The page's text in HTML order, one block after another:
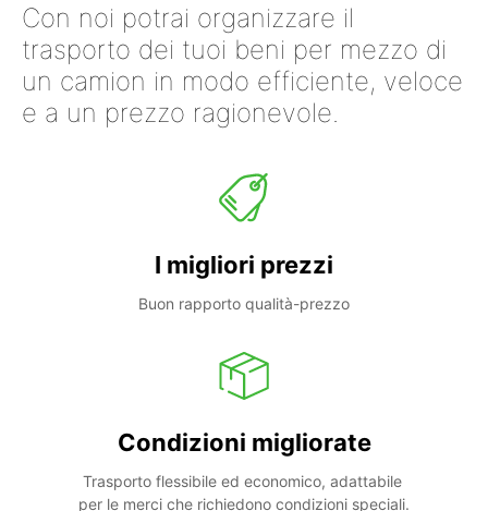
Con noi potrai organizzare il
trasporto dei tuoi beni per mezzo di
un camion in modo efficiente, veloce
e a un prezzo ragionevole.
I migliori prezzi
Buon rapporto qualità-prezzo
Condizioni migliorate
Trasporto flessibile ed economico, adattabile
per le merci che richiedono condizioni speciali.